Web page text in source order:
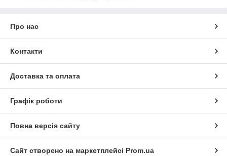
Про нас
Контакти
Доставка та оплата
Графік роботи
Повна версія сайту
Сайт створено на маркетплейсі Prom.ua